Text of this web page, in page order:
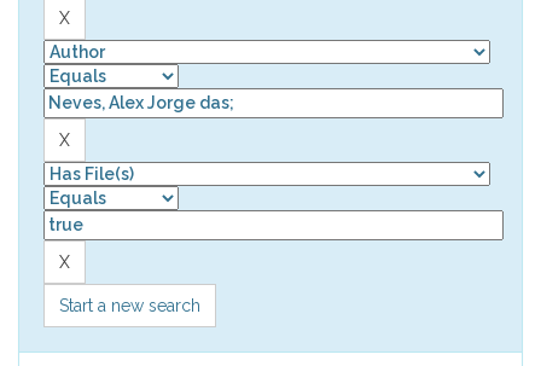
Start a new search